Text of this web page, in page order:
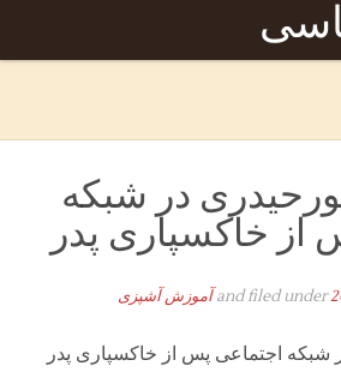
در شبکه
از خاکسپاری پدر
and filed under آموزش آشپزی
شبکه اجتماعی پس از خاکسپاری پدر